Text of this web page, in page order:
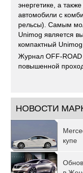
энергетике, а
автомобили с
рельсы). Самым
Unimog является
компактный
Журнал OFF-
повышенной
НОВОСТИ
купе